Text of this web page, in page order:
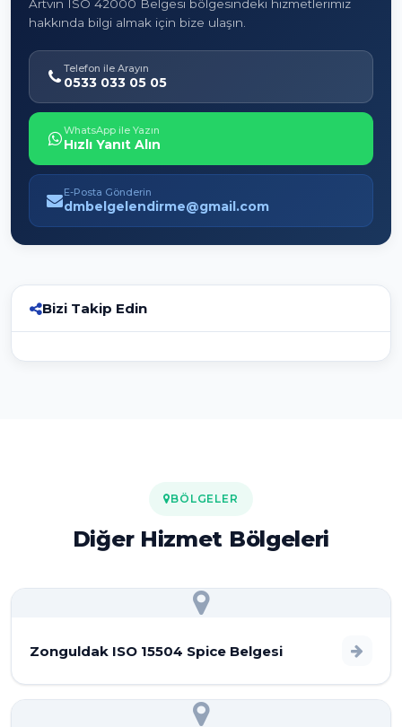
Artvin ISO 42000 Belgesi bölgesindeki hizmetlerimiz
hakkında bilgi almak için bize ulaşın.
Telefon ile Arayın
0533 033 05 05
WhatsApp ile Yazın
Hızlı Yanıt Alın
E-Posta Gönderin
dmbelgelendirme@gmail.com
Bizi Takip Edin
BÖLGELER
Diğer Hizmet Bölgeleri
Zonguldak ISO 15504 Spice Belgesi